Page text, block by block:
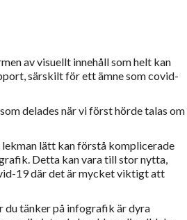
av visuellt innehåll som helt kan
särskilt för ett ämne som covid-
delades när vi först hörde talas om
lätt kan förstå komplicerade
Detta kan vara till stor nytta,
19 där det är mycket viktigt att
du tänker på infografik är dyra